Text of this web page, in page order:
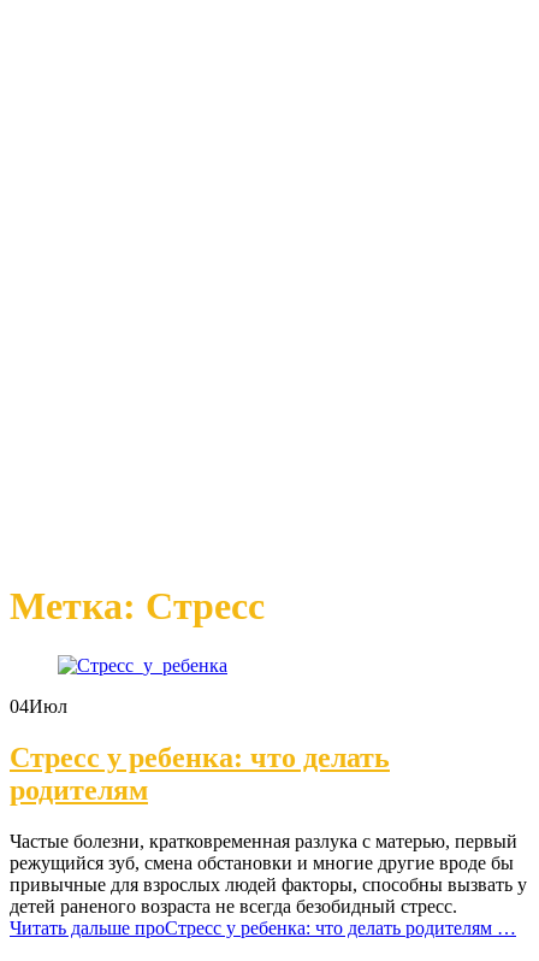
Метка: Стресс
04Июл
Стресс у ребенка: что делать
родителям
Частые болезни, кратковременная разлука с матерью, первый
режущийся зуб, смена обстановки и многие другие вроде бы
привычные для взрослых людей факторы, способны вызвать у
детей раненого возраста не всегда безобидный стресс.
Читать дальше проСтресс у ребенка: что делать родителям …